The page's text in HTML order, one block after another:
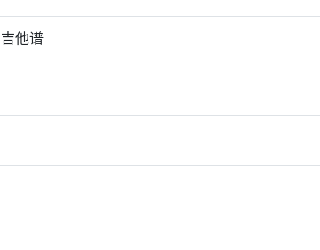
吉他谱